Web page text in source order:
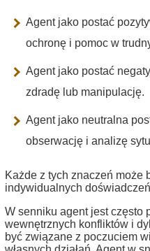
Agent jako postać
ochronę i pomoc w
Agent jako postać
zdradę lub manipulację.
Agent jako neutralna
obserwację i analizę
Każde z tych znaczeń może
indywidualnych
W senniku agent jest często
wewnętrznych konfliktów i
być związane z poczuciem